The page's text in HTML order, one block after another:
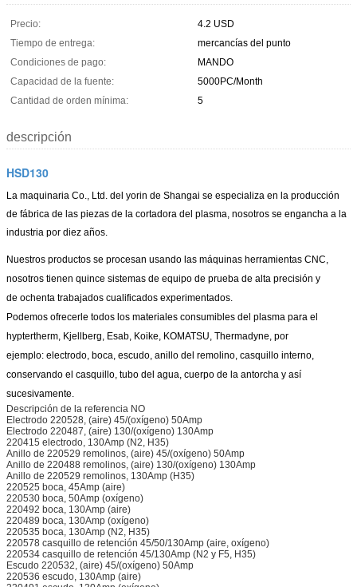
Precio:
4.2 USD
Tiempo de entrega:
mercancías del punto
Condiciones de pago:
MANDO
Capacidad de la fuente:
5000PC/Month
Cantidad de orden mínima:
5
descripción
HSD130
La maquinaria Co., Ltd. del yorin de Shangai se especializa en la producción
de fábrica de las piezas de la cortadora del plasma, nosotros se engancha a la
industria por diez años.
Nuestros productos se procesan usando las máquinas herramientas CNC,
nosotros tienen quince sistemas de equipo de prueba de alta precisión y
de ochenta trabajados cualificados experimentados.
Podemos ofrecerle todos los materiales consumibles del plasma para el
hyptertherm, Kjellberg, Esab, Koike, KOMATSU, Thermadyne, por
ejemplo: electrodo, boca, escudo, anillo del remolino, casquillo interno,
conservando el casquillo, tubo del agua, cuerpo de la antorcha y así
sucesivamente.
Descripción de la referencia NO
Electrodo 220528, (aire) 45/(oxígeno) 50Amp
Electrodo 220487, (aire) 130/(oxígeno) 130Amp
220415 electrodo, 130Amp (N2, H35)
Anillo de 220529 remolinos, (aire) 45/(oxígeno) 50Amp
Anillo de 220488 remolinos, (aire) 130/(oxígeno) 130Amp
Anillo de 220529 remolinos, 130Amp (H35)
220525 boca, 45Amp (aire)
220530 boca, 50Amp (oxígeno)
220492 boca, 130Amp (aire)
220489 boca, 130Amp (oxígeno)
220535 boca, 130Amp (N2, H35)
220578 casquillo de retención 45/50/130Amp (aire, oxígeno)
220534 casquillo de retención 45/130Amp (N2 y F5, H35)
Escudo 220532, (aire) 45/(oxígeno) 50Amp
220536 escudo, 130Amp (aire)